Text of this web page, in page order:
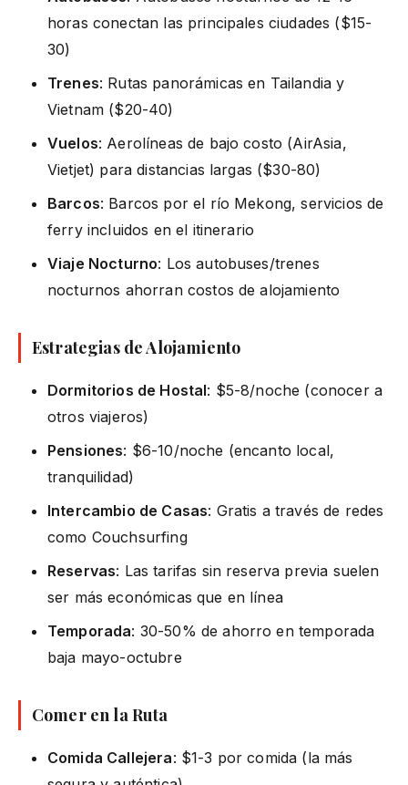
horas conectan las principales ciudades ($15-
30)
Trenes: Rutas panorámicas en Tailandia y
Vietnam ($20-40)
Vuelos: Aerolíneas de bajo costo (AirAsia,
Vietjet) para distancias largas ($30-80)
Barcos: Barcos por el río Mekong, servicios de
ferry incluidos en el itinerario
Viaje Nocturno: Los autobuses/trenes
nocturnos ahorran costos de alojamiento
Estrategias de Alojamiento
Dormitorios de Hostal: $5-8/noche (conocer a
otros viajeros)
Pensiones: $6-10/noche (encanto local,
tranquilidad)
Intercambio de Casas: Gratis a través de redes
como Couchsurfing
Reservas: Las tarifas sin reserva previa suelen
ser más económicas que en línea
Temporada: 30-50% de ahorro en temporada
baja mayo-octubre
Comer en la Ruta
Comida Callejera: $1-3 por comida (la más